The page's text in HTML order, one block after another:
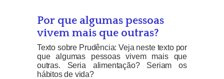
Por que algumas pessoas
vivem mais que outras?
Texto sobre Prudência: Veja neste texto por
que algumas pessoas vivem mais que
outras. Seria alimentação? Seriam os
hábitos de vida?